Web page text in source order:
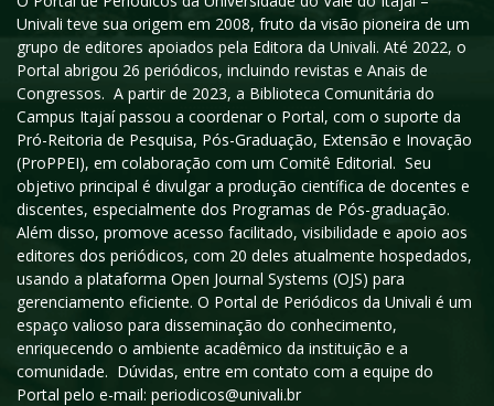
Univali teve sua origem em 2008, fruto da visão pioneira de um
grupo de editores apoiados pela Editora da Univali. Até 2022, o
Portal abrigou 26 periódicos, incluindo revistas e Anais de
Congressos. A partir de 2023, a Biblioteca Comunitária do
Campus Itajaí passou a coordenar o Portal, com o suporte da
Pró-Reitoria de Pesquisa, Pós-Graduação, Extensão e Inovação
(ProPPEI), em colaboração com um Comitê Editorial. Seu
objetivo principal é divulgar a produção científica de docentes e
discentes, especialmente dos Programas de Pós-graduação.
Além disso, promove acesso facilitado, visibilidade e apoio aos
editores dos periódicos, com 20 deles atualmente hospedados,
usando a plataforma Open Journal Systems (OJS) para
gerenciamento eficiente. O Portal de Periódicos da Univali é um
espaço valioso para disseminação do conhecimento,
enriquecendo o ambiente acadêmico da instituição e a
comunidade. Dúvidas, entre em contato com a equipe do
Portal pelo e-mail: periodicos@univali.br